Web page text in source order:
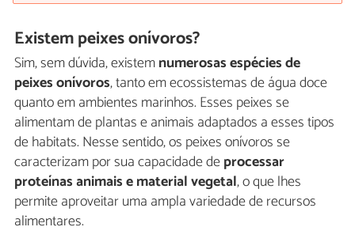
Existem peixes onívoros?
Sim, sem dúvida, existemnumerosas espécies de
peixes onívoros, tanto em ecossistemas de água doce
quanto em ambientes marinhos. Esses peixes se
alimentam de plantas e animais adaptados a esses tipos
de habitats. Nesse sentido, os peixes onívoros se
caracterizam por sua capacidade deprocessar
proteínas animais ematerial vegetal, o que lhes
permite aproveitar uma ampla variedade de recursos
alimentares.